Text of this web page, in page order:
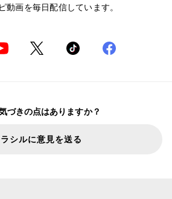
動画を毎日配信しています。
づきの点はありますか？
シルに意見を送る